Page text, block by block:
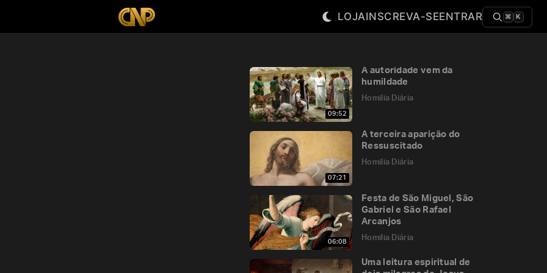
LOJAINSCREVA-SEENTRAR ⌘ K
09:52
A autoridade vem da
humildade
Homilia Diária
07:21
A terceira aparição do
Ressuscitado
Homilia Diária
06:08
Festa de São Miguel, São
Gabriel e São Rafael
Arcanjos
Homilia Diária
Uma leitura espiritual de